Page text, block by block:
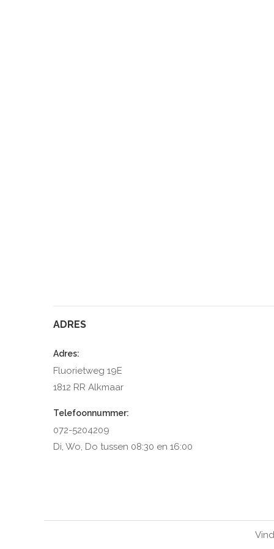
ADRES
Adres:
Fluorietweg 19E
1812 RR Alkmaar
Telefoonnummer:
072-5204209
Di, Wo, Do tussen 08:30 en 16:00